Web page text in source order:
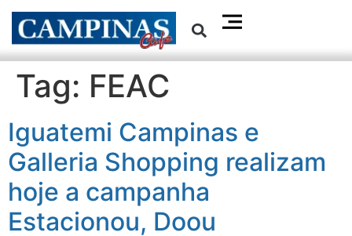
Tag: FEAC
Iguatemi Campinas e
Galleria Shopping realizam
hoje a campanha
Estacionou, Doou